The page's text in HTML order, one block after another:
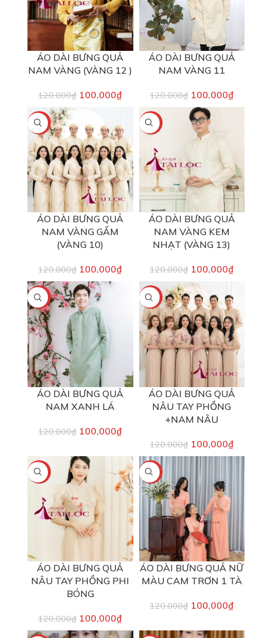
ÁO DÀI BƯNG QUẢ
NAM VÀNG (VÀNG 12 )
120,000₫ 100,000₫
ÁO DÀI BƯNG QUẢ
NAM VÀNG 11
120,000₫ 100,000₫
-17%
ÁO DÀI BƯNG QUẢ
NAM VÀNG GẤM
(VÀNG 10)
120,000₫ 100,000₫
-17%
ÁO DÀI BƯNG QUẢ
NAM VÀNG KEM
NHẠT (VÀNG 13)
120,000₫ 100,000₫
-17%
ÁO DÀI BƯNG QUẢ
NAM XANH LÁ
120,000₫ 100,000₫
-17%
ÁO DÀI BƯNG QUẢ
NÂU TAY PHỒNG
+NAM NÂU
120,000₫ 100,000₫
-17%
ÁO DÀI BƯNG QUẢ
NÂU TAY PHỒNG PHI
BÓNG
120,000₫ 100,000₫
-17%
ÁO DÀI BƯNG QUẢ NỮ
MÀU CAM TRƠN 1 TÀ
120,000₫ 100,000₫